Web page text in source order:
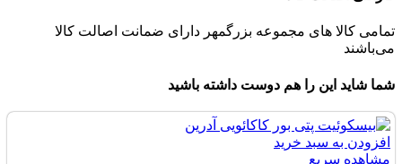
تمامی کالا های مجموعه بزرگمهر دارای ضمانت اصالت کالا
می‌باشند
شما شاید این را هم دوست داشته باشید
افزودن به سبد خرید
مشاهده سریع